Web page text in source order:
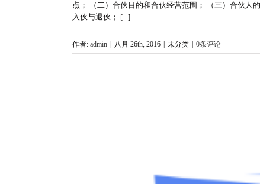
点； （二）合伙目的和合伙经营范围； （三）合伙人
入伙与退伙； [...]
作者: admin 八月 26th, 2016 未分类 0条评论